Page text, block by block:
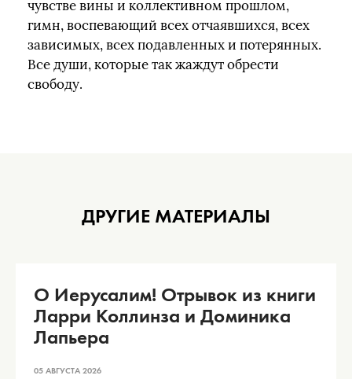
чувстве вины и коллективном прошлом,
гимн, воспевающий всех отчаявшихся, всех
зависимых, всех подавленных и потерянных.
Все души, которые так жаждут обрести
свободу.
ДРУГИЕ МАТЕРИАЛЫ
О Иерусалим! Отрывок из книги
Ларри Коллинза и Доминика
Лапьера
05 АВГУСТА 2026